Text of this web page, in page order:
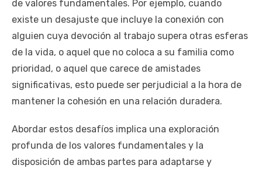
de valores fundamentales. Por ejemplo, cuando
existe un desajuste que incluye la conexión con
alguien cuya devoción al trabajo supera otras esferas
de la vida, o aquel que no coloca a su familia como
prioridad, o aquel que carece de amistades
significativas, esto puede ser perjudicial a la hora de
mantener la cohesión en una relación duradera.
Abordar estos desafíos implica una exploración
profunda de los valores fundamentales y la
disposición de ambas partes para adaptarse y